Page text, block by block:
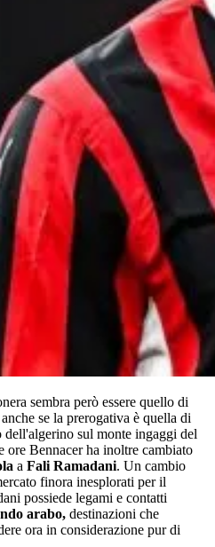
sembra però essere quello di
se la prerogativa è quella di
sul monte ingaggi del
Bennacer ha inoltre cambiato
a Fali Ramadani. Un cambio
finora inesplorati per il
possiede legami e contatti
arabo, destinazioni che
ora in considerazione pur di